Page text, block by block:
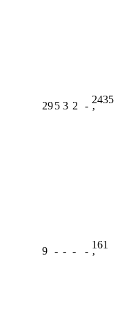
295 3 2 -
2435
ʼ
9 - - - -
161
ʼ